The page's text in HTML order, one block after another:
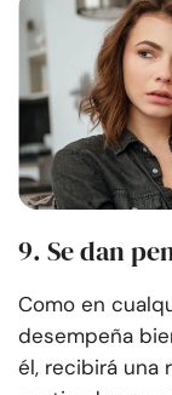
9. Se dan
Como en
desempeña
él, recibirá una